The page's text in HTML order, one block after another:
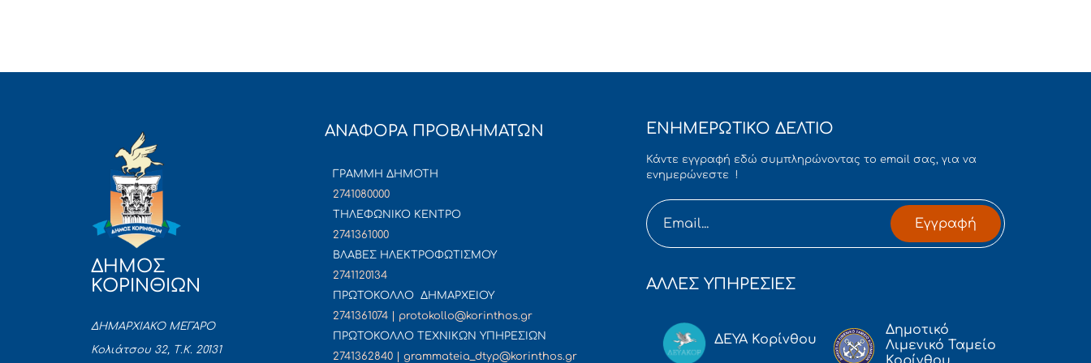
ΔΗΜΟΣ
ΚΟΡΙΝΘΙΩΝ
ΔΗΜΑΡΧΙΑΚΟ ΜΕΓΑΡΟ
Κολιάτσου 32, Τ.Κ. 20131
ΑΝΑΦΟΡΑ ΠΡΟΒΛΗΜΑΤΩΝ
ΓΡΑΜΜΗ ΔΗΜΟΤΗ
2741080000
ΤΗΛΕΦΩΝΙΚΟ ΚΕΝΤΡΟ
2741361000
ΒΛΑΒΕΣ ΗΛΕΚΤΡΟΦΩΤΙΣΜΟΥ
2741120134
ΠΡΩΤΟΚΟΛΛΟ ΔΗΜΑΡΧΕΙΟΥ
2741361074 | protokollo@korinthos.gr
ΠΡΩΤΟΚΟΛΛΟ ΤΕΧΝΙΚΩΝ ΥΠΗΡΕΣΙΩΝ
2741362840 | grammateia_dtyp@korinthos.gr
ΕΝΗΜΕΡΩΤΙΚΟ ΔΕΛΤΙΟ
Κάντε εγγραφή εδώ συμπληρώνοντας το email σας, για να
ενημερώνεστε !
Εγγραφή
ΑΛΛΕΣ ΥΠΗΡΕΣΙΕΣ
ΔΕΥΑ Κορίνθου
Δημοτικό
Λιμενικό Ταμείο